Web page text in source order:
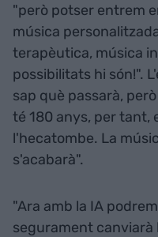
"però potser entrem
música
terapèutica, música
possibilitats hi són!".
sap què passarà,
té 180 anys, per tant,
l'hecatombe. La
s'acabarà".
"Ara amb la IA
segurament canviarà